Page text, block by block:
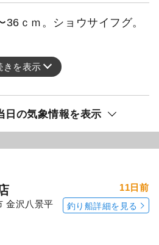
ｃｍ。ショウサイフグ。
きを表示
日の気象情報を表示
金沢八景平
11日前
釣り船詳細を見る